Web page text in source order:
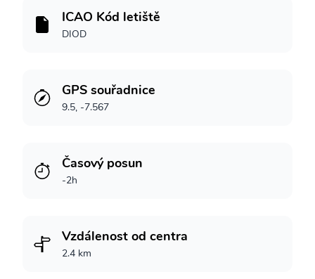
ICAO Kód letiště
DIOD
GPS souřadnice
9.5, -7.567
Časový posun
-2h
Vzdálenost od centra
2.4 km